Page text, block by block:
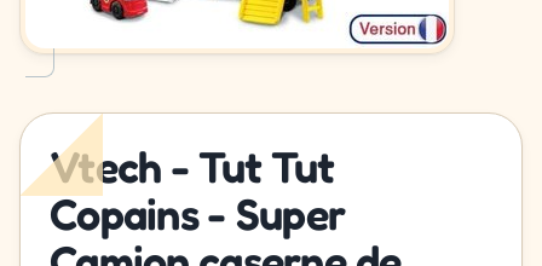
Vtech - Tut Tut
Copains - Super